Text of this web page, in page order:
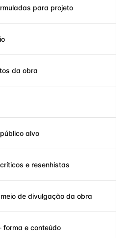
para projeto
da obra
alvo
e resenhistas
de divulgação da obra
forma e conteúdo